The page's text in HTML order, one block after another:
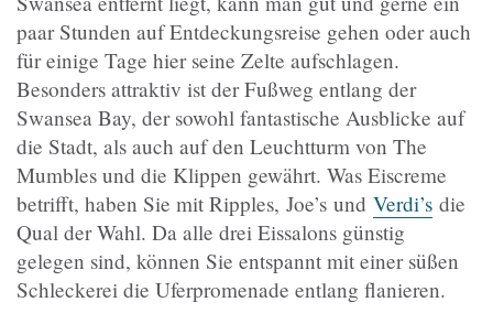
paar Stunden auf Entdeckungsreise gehen oder auch
für einige Tage hier seine Zelte aufschlagen.
Besonders attraktiv ist der Fußweg entlang der
Swansea Bay, der sowohl fantastische Ausblicke auf
die Stadt, als auch auf den Leuchtturm von The
Mumbles und die Klippen gewährt. Was Eiscreme
betrifft, haben Sie mit Ripples, Joe’s und Verdi’s die
Qual der Wahl. Da alle drei Eissalons günstig
gelegen sind, können Sie entspannt mit einer süßen
Schleckerei die Uferpromenade entlang flanieren.